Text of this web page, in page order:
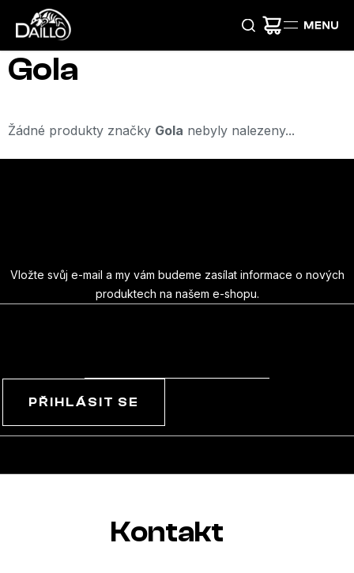
obsah
Gola
Žádné produkty značky Gola nebyly nalezeny...
a
t
Vložte svůj e-mail a my vám budeme zasílat informace o nových
produktech na našem e-shopu.
PŘIHLÁSIT SE
Kontakt